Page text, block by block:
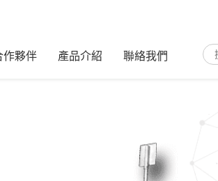
作夥伴 產品介紹 聯絡我們